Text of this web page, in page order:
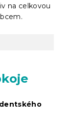
na celkovou